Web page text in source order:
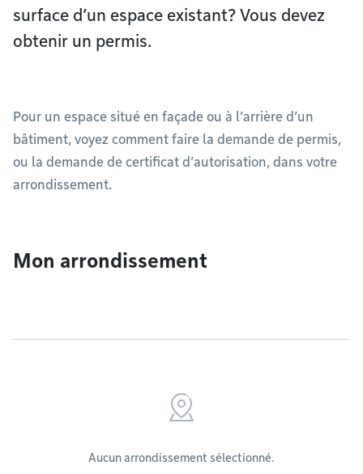
surface d’un espace existant? Vous devez
obtenir un permis.
Pour un espace situé en façade ou à l’arrière d’un
bâtiment, voyez comment faire la demande de permis,
ou la demande de certificat d’autorisation, dans votre
arrondissement.
Mon arrondissement
Aucun arrondissement sélectionné.